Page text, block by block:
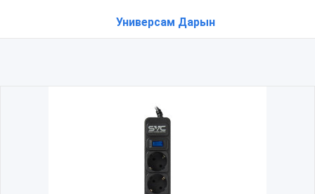
Универсам Дарын